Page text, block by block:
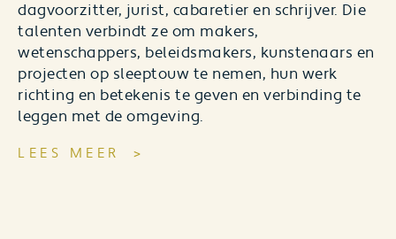
dagvoorzitter, jurist, cabaretier en schrijver. Die
talenten verbindt ze om makers,
wetenschappers, beleidsmakers, kunstenaars en
projecten op sleeptouw te nemen, hun werk
richting en betekenis te geven en verbinding te
leggen met de omgeving.
LEES MEER